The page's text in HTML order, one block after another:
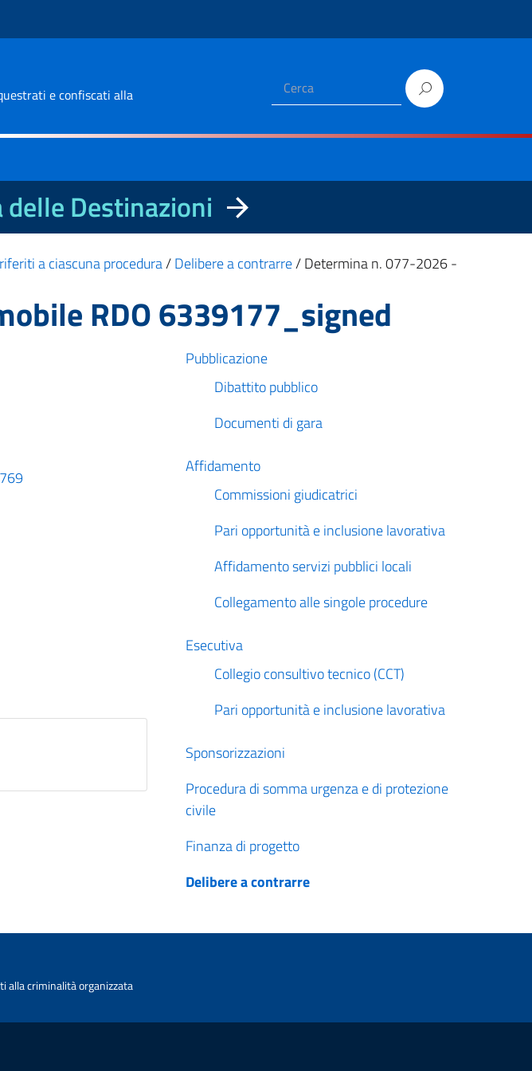
e confiscati alla
Destinazioni
a ciascuna procedura/Delibere a contrarre/Determina n. 077-2026 -
RDO 6339177_signed
Pubblicazione
Dibattito pubblico
Documenti di gara
Affidamento
Commissioni giudicatrici
Pari opportunità e inclusione lavorativa
Affidamento servizi pubblici locali
Collegamento alle singole procedure
Esecutiva
Collegio consultivo tecnico (CCT)
Pari opportunità e inclusione lavorativa
Sponsorizzazioni
Procedura di somma urgenza e di protezione
civile
Finanza di progetto
Delibere a contrarre
alla criminalità organizzata